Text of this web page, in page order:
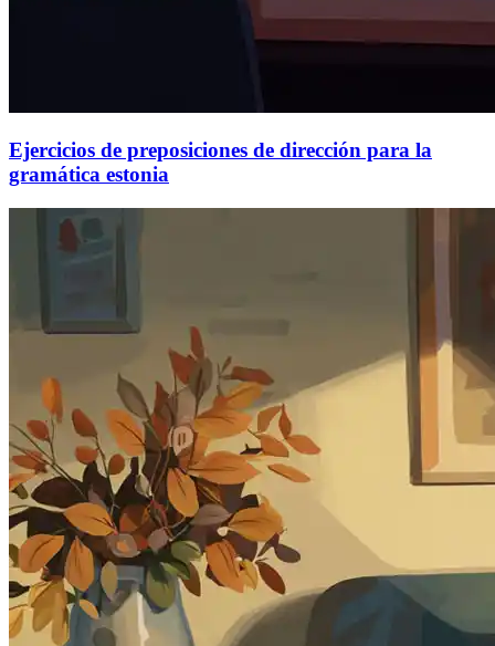
Ejercicios de preposiciones de dirección para la
gramática estonia